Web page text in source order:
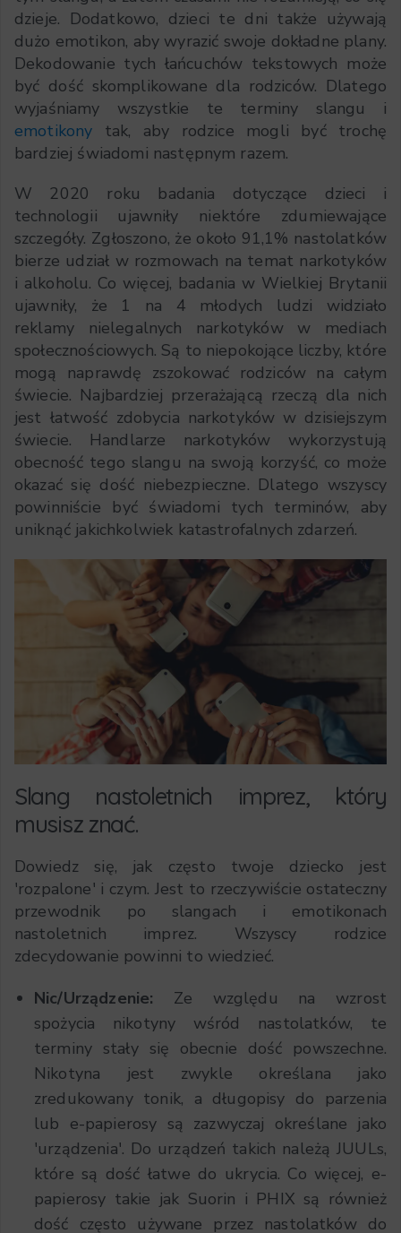
dzieje. Dodatkowo, dzieci te dni także używają
dużo emotikon, aby wyrazić swoje dokładne plany.
Dekodowanie tych łańcuchów tekstowych może
być dość skomplikowane dla rodziców. Dlatego
wyjaśniamy wszystkie te terminy slangu i
emotikony tak, aby rodzice mogli być trochę
bardziej świadomi następnym razem.
W 2020 roku badania dotyczące dzieci i
technologii ujawniły niektóre zdumiewające
szczegóły. Zgłoszono, że około 91,1% nastolatków
bierze udział w rozmowach na temat narkotyków
i alkoholu. Co więcej, badania w Wielkiej Brytanii
ujawniły, że 1 na 4 młodych ludzi widziało
reklamy nielegalnych narkotyków w mediach
społecznościowych. Są to niepokojące liczby, które
mogą naprawdę zszokować rodziców na całym
świecie. Najbardziej przerażającą rzeczą dla nich
jest łatwość zdobycia narkotyków w dzisiejszym
świecie. Handlarze narkotyków wykorzystują
obecność tego slangu na swoją korzyść, co może
okazać się dość niebezpieczne. Dlatego wszyscy
powinniście być świadomi tych terminów, aby
uniknąć jakichkolwiek katastrofalnych zdarzeń.
Slang nastoletnich imprez, który
musisz znać.
Dowiedz się, jak często twoje dziecko jest
'rozpalone' i czym. Jest to rzeczywiście ostateczny
przewodnik po slangach i emotikonach
nastoletnich imprez. Wszyscy rodzice
zdecydowanie powinni to wiedzieć.
Nic/Urządzenie: Ze względu na wzrost
spożycia nikotyny wśród nastolatków, te
terminy stały się obecnie dość powszechne.
Nikotyna jest zwykle określana jako
zredukowany tonik, a długopisy do parzenia
lub e-papierosy są zazwyczaj określane jako
'urządzenia'. Do urządzeń takich należą JUULs,
które są dość łatwe do ukrycia. Co więcej, e-
papierosy takie jak Suorin i PHIX są również
dość często używane przez nastolatków do